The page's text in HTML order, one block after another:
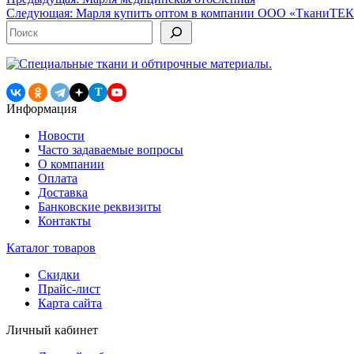
по
записям
Следующая: Марля купить оптом в компании ООО
Поиск
T
Информация
Новости
Часто задаваемые вопросы
О компании
Оплата
Доставка
Банковские реквизиты
Контакты
Каталог товаров
Скидки
Прайс-лист
Карта сайта
Личный кабинет